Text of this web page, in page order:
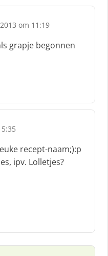
om 11:19
grapje begonnen
recept-naam;):p
ipv. Lolletjes?